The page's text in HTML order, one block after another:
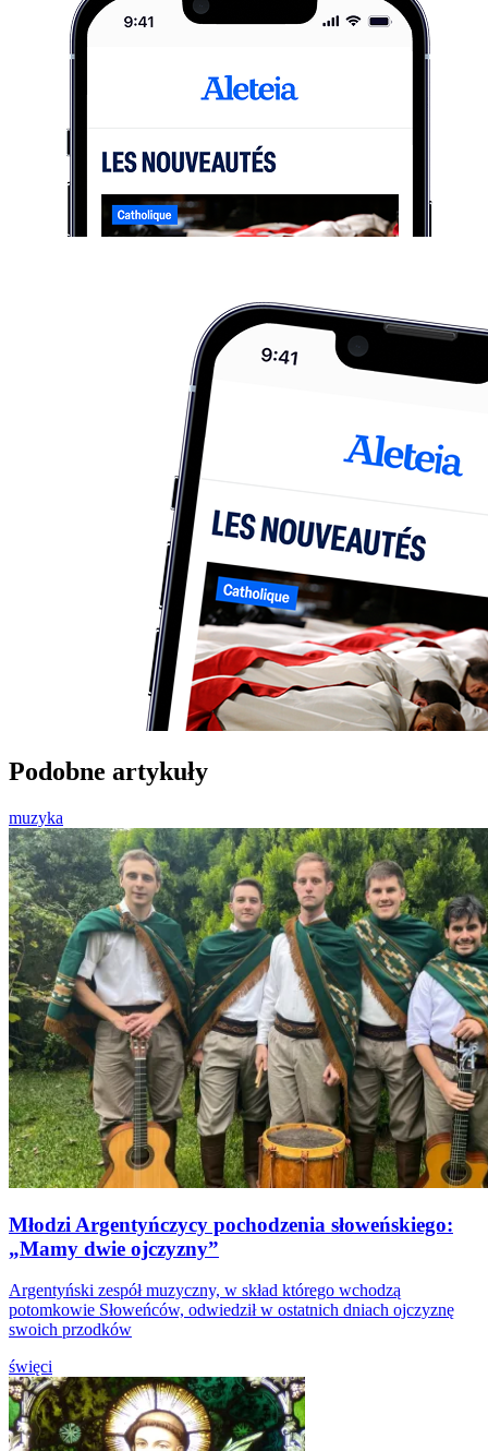
Podobne artykuły
muzyka
Młodzi Argentyńczycy pochodzenia słoweńskiego:
„Mamy dwie ojczyzny”
Argentyński zespół muzyczny, w skład którego wchodzą
potomkowie Słoweńców, odwiedził w ostatnich dniach ojczyznę
swoich przodków
święci